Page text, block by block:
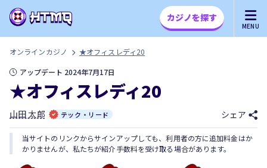
MENU
カジノを探す
オンラインカジノ
★オフィスレディ20
アップデート 2024年7月17日
★オフィスレディ20
山田 太郎 テック・リード シェア
当サイトのリンクからサインアップしても、利用者の方に追加料金はか
かりませんが、私たちが紹介手数料を受け取る場合があります。